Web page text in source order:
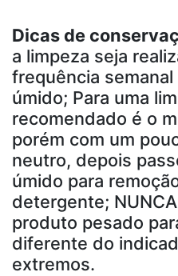
Dicas de
a limpeza seja
frequência
úmido; Para uma
recomendado é o
porém com um
neutro, depois
úmido para
detergente;
produto pesado
diferente do
extremos.